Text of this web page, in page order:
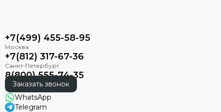
+7(499) 455-58-95
+7(812) 317-67-36
8(800) 555-74-35
Заказать звонок
WhatsApp
Telegram